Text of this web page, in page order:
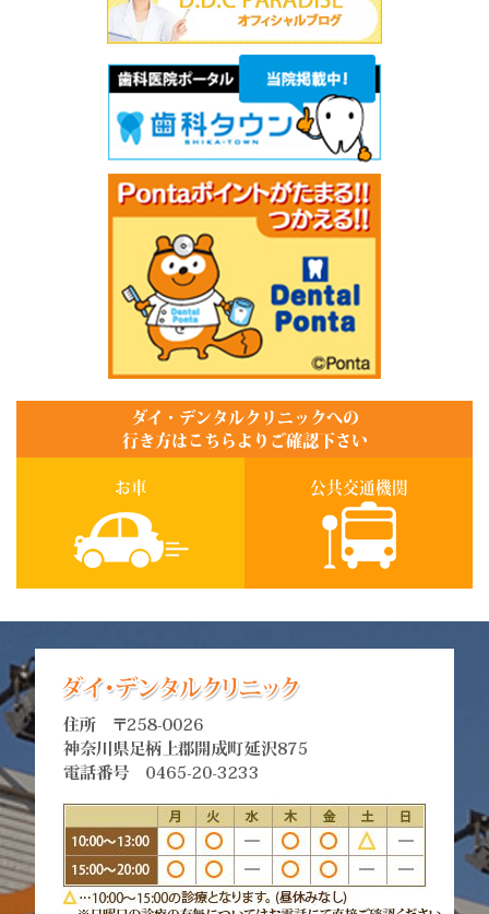
ダイ・デンタルクリニックへの
行き方はこちらよりご確認下さい
お車 公共交通機関